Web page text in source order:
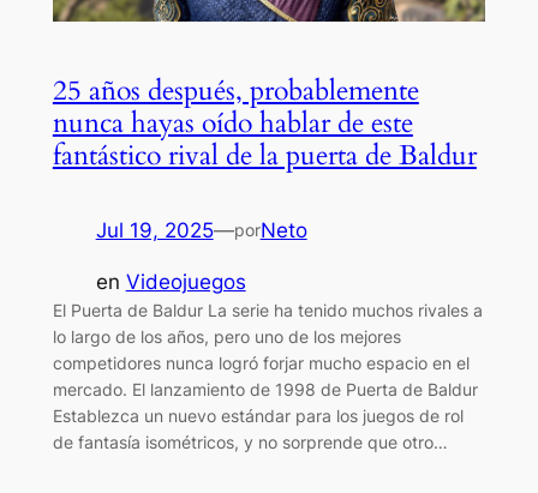
25 años después, probablemente
nunca hayas oído hablar de este
fantástico rival de la puerta de Baldur
Jul 19, 2025—porNeto
en Videojuegos
El Puerta de Baldur La serie ha tenido muchos rivales a
lo largo de los años, pero uno de los mejores
competidores nunca logró forjar mucho espacio en el
mercado. El lanzamiento de 1998 de Puerta de Baldur
Establezca un nuevo estándar para los juegos de rol
de fantasía isométricos, y no sorprende que otro…